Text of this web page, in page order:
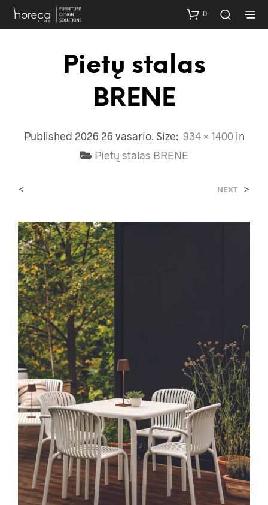
0
Pietų stalas
BRENE
Published 2026 26 vasario. Size: 934 × 1400 in
Pietų stalas BRENE
< NEXT >